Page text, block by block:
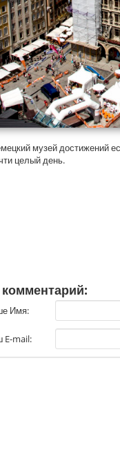
музей достижений
целый день.
Имя:
E-mail: